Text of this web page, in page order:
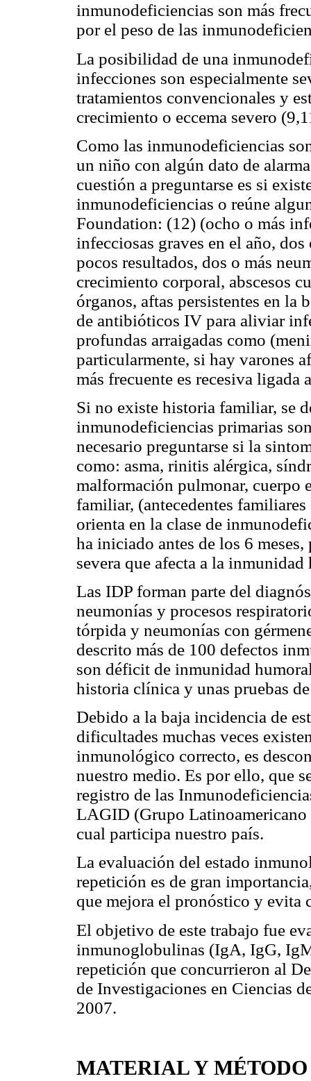
inmunodeficiencias son más
por el peso de las
La posibilidad de una
infecciones son especialmente
tratamientos convencionales y
crecimiento o eccema severo
Como las inmunodeficiencias
un niño con algún dato de
cuestión a preguntarse es si
inmunodeficiencias o reúne
Foundation: (12) (ocho o más
infecciosas graves en el año,
pocos resultados, dos o más
crecimiento corporal, abscesos
órganos, aftas persistentes en la
de antibióticos IV para aliviar
profundas arraigadas como
particularmente, si hay varones
más frecuente es recesiva ligada
Si no existe historia familiar, se
inmunodeficiencias primarias
necesario preguntarse si la
como: asma, rinitis alérgica,
malformación pulmonar, cuerpo
familiar, (antecedentes
orienta en la clase de
ha iniciado antes de los 6
severa que afecta a la
Las IDP forman parte del
neumonías y procesos
tórpida y neumonías con
descrito más de 100 defectos
son déficit de inmunidad
historia clínica y unas pruebas
Debido a la baja incidencia de
dificultades muchas veces
inmunológico correcto, es
nuestro medio. Es por ello, que
registro de las
LAGID (Grupo
cual participa nuestro país.
La evaluación del estado
repetición es de gran
que mejora el pronóstico y evita
El objetivo de este trabajo fue
inmunoglobulinas (IgA, IgG,
repetición que concurrieron al
de Investigaciones en Ciencias
2007.
MATERIAL Y MÉTODO